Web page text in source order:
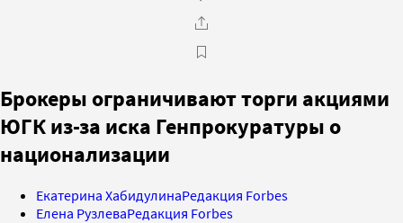
Брокеры ограничивают торги акциями
ЮГК из-за иска Генпрокуратуры о
национализации
Екатерина ХабидулинаРедакция Forbes
Елена РузлеваРедакция Forbes